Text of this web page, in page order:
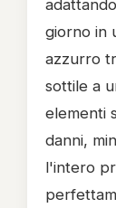
giorno in
azzurro
sottile a
elementi
danni,
l'intero